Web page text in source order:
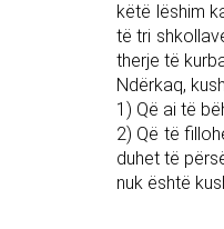
këtë lëshim
të tri
therje të
Ndërkaq,
1) Që ai të
2) Që të
duhet të
nuk është